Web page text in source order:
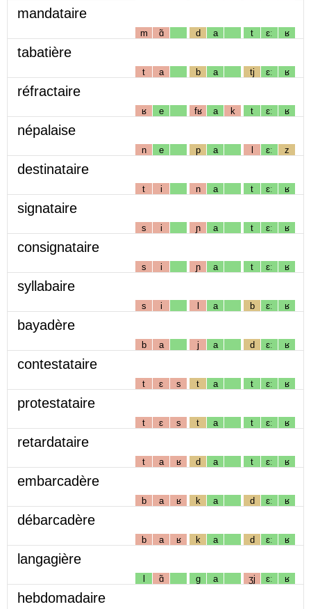
mandataire
m ɑ̃ d a t ɛː ʁ
tabatière
t a b a tj ɛː ʁ
réfractaire
ʁ e fʁ a k t ɛː ʁ
népalaise
n e p a l ɛː z
destinataire
t i n a t ɛː ʁ
signataire
s i ɲ a t ɛː ʁ
consignataire
s i ɲ a t ɛː ʁ
syllabaire
s i l a b ɛː ʁ
bayadère
b a j a d ɛː ʁ
contestataire
t ɛ s t a t ɛː ʁ
protestataire
t ɛ s t a t ɛː ʁ
retardataire
t a ʁ d a t ɛː ʁ
embarcadère
b a ʁ k a d ɛː ʁ
débarcadère
b a ʁ k a d ɛː ʁ
langagière
l ɑ̃ g a ʒj ɛː ʁ
hebdomadaire